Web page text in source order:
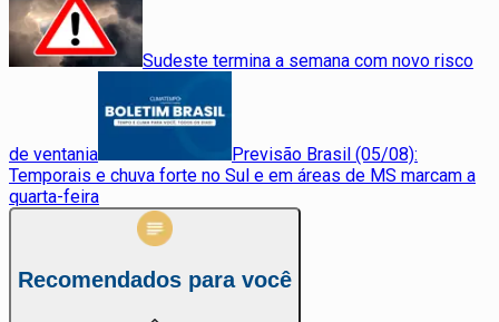
Sudeste termina a semana com novo risco
de ventania
Previsão Brasil (05/08):
Temporais e chuva forte no Sul e em áreas de MS marcam a
quarta-feira
Recomendados para você